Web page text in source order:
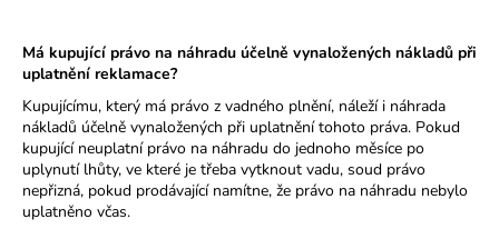
Má kupující právo na náhradu účelně vynaložených nákladů při
uplatnění reklamace?
Kupujícímu, který má právo z vadného plnění, náleží i náhrada
nákladů účelně vynaložených při uplatnění tohoto práva. Pokud
kupující neuplatní právo na náhradu do jednoho měsíce po
uplynutí lhůty, ve které je třeba vytknout vadu, soud právo
nepřizná, pokud prodávající namítne, že právo na náhradu nebylo
uplatněno včas.